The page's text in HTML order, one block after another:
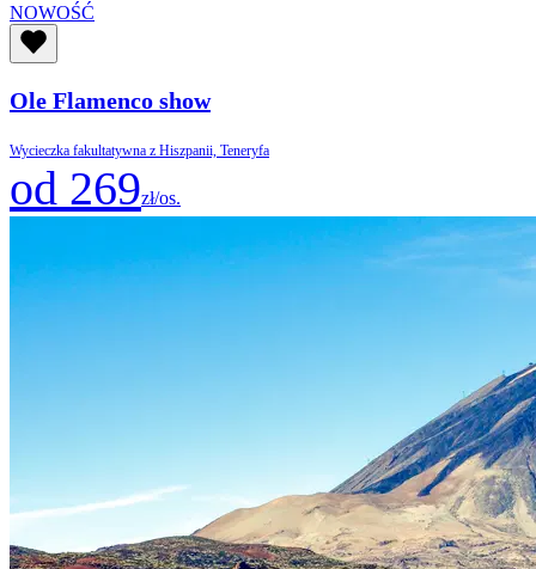
NOWOŚĆ
Ole Flamenco show
Wycieczka fakultatywna z Hiszpanii, Teneryfa
od 269zł/os.